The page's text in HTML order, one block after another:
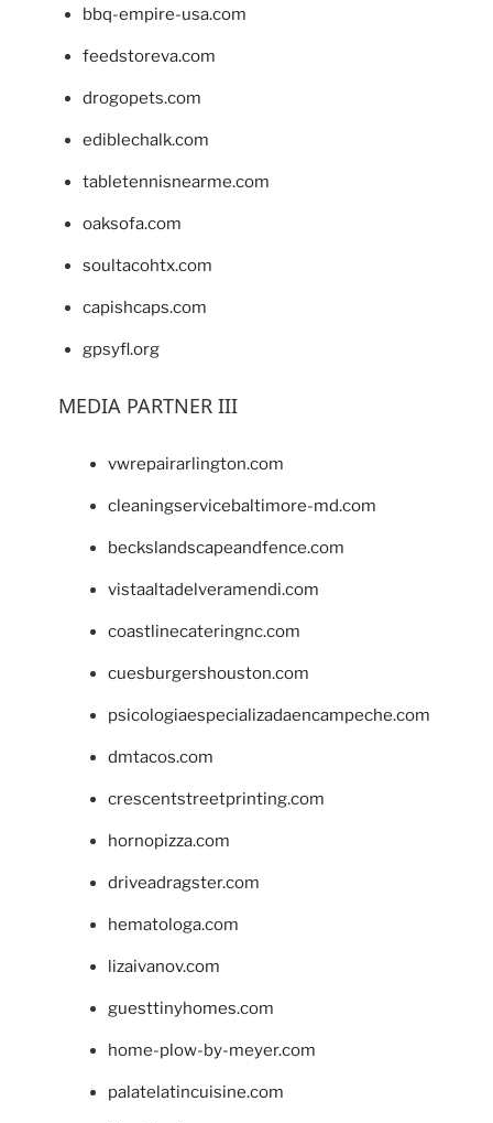
bbq-empire-usa.com
feedstoreva.com
drogopets.com
ediblechalk.com
tabletennisnearme.com
oaksofa.com
soultacohtx.com
capishcaps.com
gpsyfl.org
MEDIA PARTNER III
vwrepairarlington.com
cleaningservicebaltimore-md.com
beckslandscapeandfence.com
vistaaltadelveramendi.com
coastlinecateringnc.com
cuesburgershouston.com
psicologiaespecializadaencampeche.com
dmtacos.com
crescentstreetprinting.com
hornopizza.com
driveadragster.com
hematologa.com
lizaivanov.com
guesttinyhomes.com
home-plow-by-meyer.com
palatelatincuisine.com